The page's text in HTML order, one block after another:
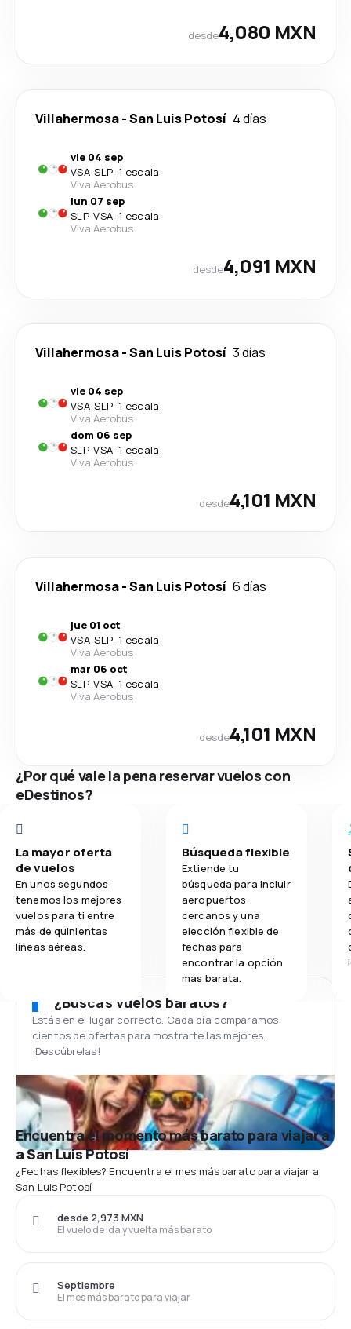
desde4,080 MXN
Villahermosa-San Luis Potosí 4 días
vie 04 sep
VSA-SLP· 1 escala
Viva Aerobus
lun 07 sep
SLP-VSA· 1 escala
Viva Aerobus
desde4,091 MXN
Villahermosa-San Luis Potosí 3 días
vie 04 sep
VSA-SLP· 1 escala
Viva Aerobus
dom 06 sep
SLP-VSA· 1 escala
Viva Aerobus
desde4,101 MXN
Villahermosa-San Luis Potosí 6 días
jue 01 oct
VSA-SLP· 1 escala
Viva Aerobus
mar 06 oct
SLP-VSA· 1 escala
Viva Aerobus
desde4,101 MXN
¿Por qué vale la pena reservar vuelos con
eDestinos?
La mayor oferta
de vuelos
En unos segundos
tenemos los mejores
vuelos para ti entre
más de quinientas
líneas aéreas.
Búsqueda flexible
Extiende tu
búsqueda para incluir
aeropuertos
cercanos y una
elección flexible de
fechas para
encontrar la opción
más barata.
¿Buscas vuelos baratos?
Estás en el lugar correcto. Cada día comparamos
cientos de ofertas para mostrarte las mejores.
¡Descúbrelas!
Encuentra el momento más barato para viajar a
a San Luis Potosí
¿Fechas flexibles? Encuentra el mes más barato para viajar a
San Luis Potosí
El vuelo de ida y vuelta más barato
desde 2,973 MXN
El mes más barato para viajar
Septiembre